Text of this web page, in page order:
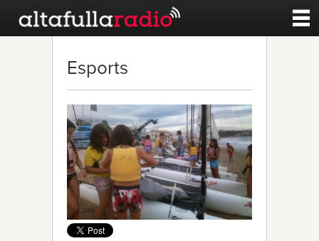
Esports
Noticies
Qui Som
Esports